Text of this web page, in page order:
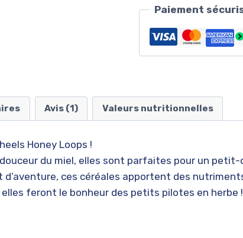
Paiement
Avis (1) Valeurs nutritionnelles
Honey Loops !
du miel, elles sont parfaites pour un
ces céréales apportent des
feront le bonheur des petits pilotes en herbe !